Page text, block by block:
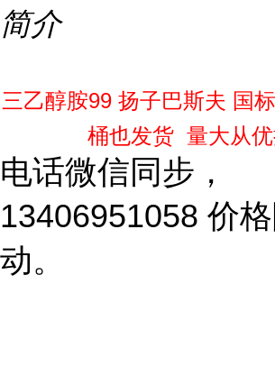
简介
三乙醇胺99 扬子巴斯夫 国
桶也发货 量大从
电话微信同步，
13406951058 价
动。